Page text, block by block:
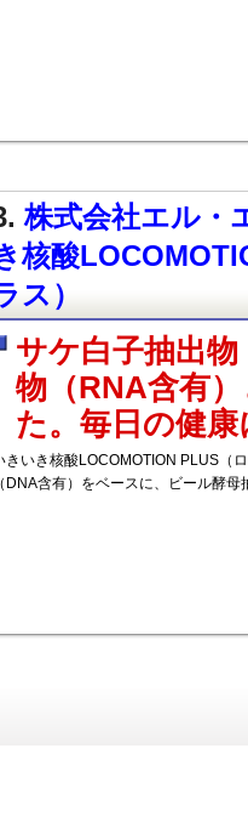
株式会社エル・
核酸
ス）
サケ白子抽出
物（RNA含有
た。毎日の健
きいき核酸LOCOMOTION PLUS（
（DNA含有）をベースに、ビール酵